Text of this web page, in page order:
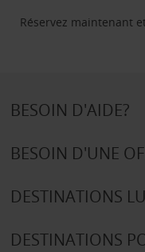
Réservez maintenant
BESOIN D'AIDE?
BESOIN D'UNE
DESTINATIONS
DESTINATIONS